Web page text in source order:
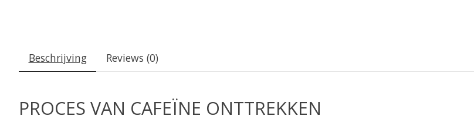
Beschrijving Reviews (0)
PROCES VAN CAFEÏNE ONTTREKKEN